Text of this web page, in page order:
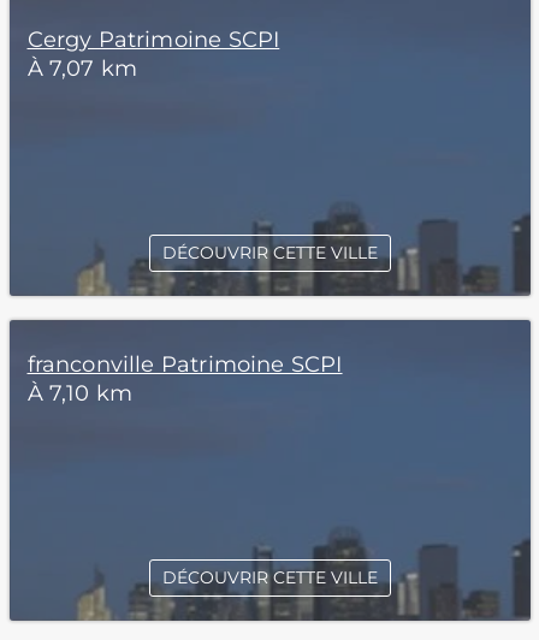
Cergy Patrimoine SCPI
À 7,07 km
DÉCOUVRIR CETTE VILLE
franconville Patrimoine SCPI
À 7,10 km
DÉCOUVRIR CETTE VILLE